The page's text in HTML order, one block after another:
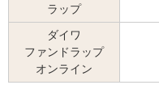
ラップ
ダイワ
ファンドラップ
オンライン